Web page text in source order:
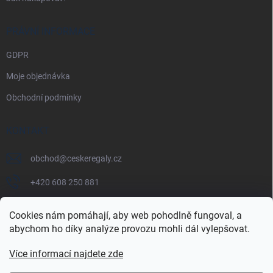
Cookies nám pomáhají, aby web pohodlně fungoval, a
abychom ho díky analýze provozu mohli dál vylepšovat.
Více informací najdete zde
PRÁVNÍ INFORMACE
GDPR
Moje objednávka
Obchodní podmínky
KONTAKT
obchod@ceskeregaly.cz
+420 608 250 881